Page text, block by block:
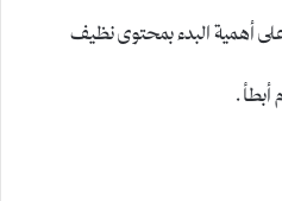
أهمية البدء بمحتوى نظيف